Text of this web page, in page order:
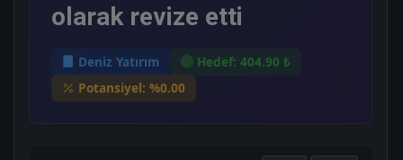
olarak revize etti
Deniz Yatırım
Hedef: 404.90 ₺
Potansiyel: %0.00